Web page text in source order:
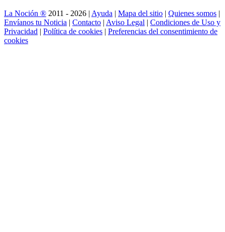
La Noción ® 2011 - 2026 | Ayuda | Mapa del sitio | Quienes somos |
Envíanos tu Noticia | Contacto | Aviso Legal | Condiciones de Uso y
Privacidad | Política de cookies | Preferencias del consentimiento de
cookies